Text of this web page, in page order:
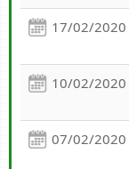
17/02/2020
10/02/2020
07/02/2020